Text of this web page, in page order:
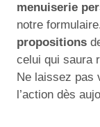
menuiserie
notre
propositions
celui qui saura
Ne laissez pas
l’action dès